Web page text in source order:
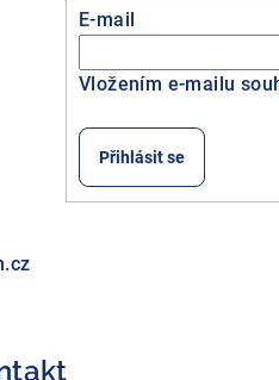
E-mail
Vložením e-mailu
Přihlásit se